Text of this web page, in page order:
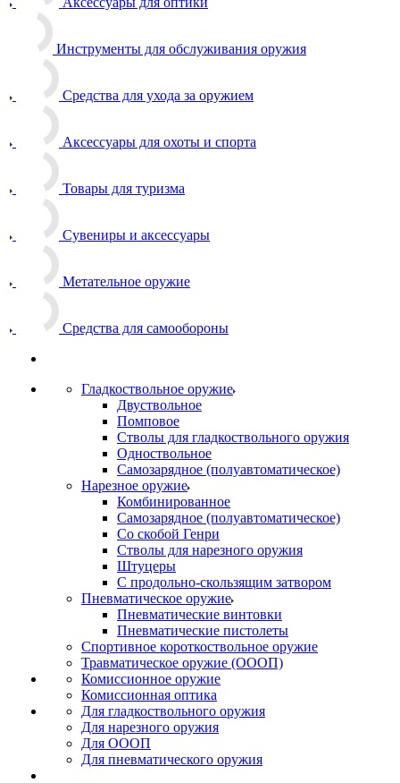
Инструменты для обслуживания оружия
Средства для ухода за оружием
Аксессуары для охоты и спорта
Товары для туризма
Сувениры и аксессуары
Метательное оружие
Средства для самообороны
Гладкоствольное оружие
Двуствольное
Помповое
Стволы для гладкоствольного оружия
Одноствольное
Самозарядное (полуавтоматическое)
Нарезное оружие
Комбинированное
Самозарядное (полуавтоматическое)
Со скобой Генри
Стволы для нарезного оружия
Штуцеры
С продольно-скользящим затвором
Пневматическое оружие
Пневматические винтовки
Пневматические пистолеты
Спортивное короткоствольное оружие
Травматическое оружие (ОООП)
Комиссионное оружие
Комиссионная оптика
Для гладкоствольного оружия
Для нарезного оружия
Для ОООП
Для пневматического оружия